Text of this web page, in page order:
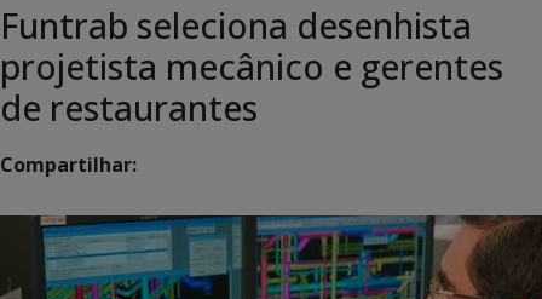
Funtrab seleciona desenhista
projetista mecânico e gerentes
de restaurantes
Compartilhar: